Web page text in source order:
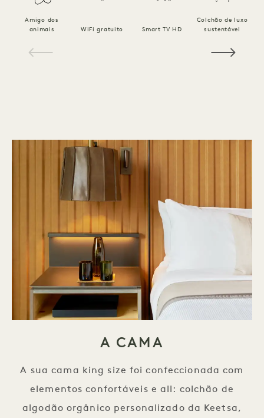
Amigo dos
animais
WiFi gratuito Smart TV HD
Colchão de luxo
sustentável
A CAMA
A sua cama king size foi confeccionada com
elementos confortáveis e all: colchão de
algodão orgânico personalizado da Keetsa,